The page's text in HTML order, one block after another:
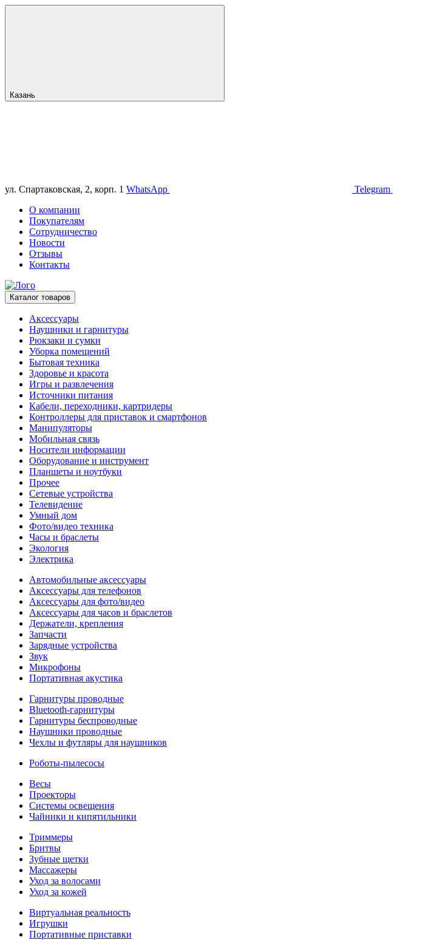
Казань
ул. Спартаковская, 2, корп. 1 WhatsApp Telegram
О компании
Покупателям
Сотрудничество
Новости
Отзывы
Контакты
Каталог товаров
Аксессуары
Наушники и гарнитуры
Рюкзаки и сумки
Уборка помещений
Бытовая техника
Здоровье и красота
Игры и развлечения
Источники питания
Кабели, переходники, картридеры
Контроллеры для приставок и смартфонов
Манипуляторы
Мобильная связь
Носители информации
Оборудование и инструмент
Планшеты и ноутбуки
Прочее
Сетевые устройства
Телевидение
Умный дом
Фото/видео техника
Часы и браслеты
Экология
Электрика
Автомобильные аксессуары
Аксессуары для телефонов
Аксессуары для фото/видео
Аксессуары для часов и браслетов
Держатели, крепления
Запчасти
Зарядные устройства
Звук
Микрофоны
Портативная акустика
Гарнитуры проводные
Bluetooth-гарнитуры
Гарнитуры беспроводные
Наушники проводные
Чехлы и футляры для наушников
Роботы-пылесосы
Весы
Проекторы
Системы освещения
Чайники и кипятильники
Триммеры
Бритвы
Зубные щетки
Массажеры
Уход за волосами
Уход за кожей
Виртуальная реальность
Игрушки
Портативные приставки